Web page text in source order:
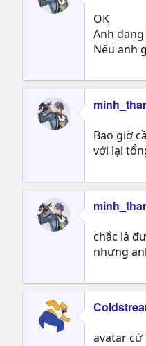
OK
Anh
Nếu anh
Bao giờ
với lại
chắc là
nhưng
avatar cứ